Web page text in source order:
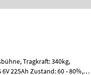
340kg,